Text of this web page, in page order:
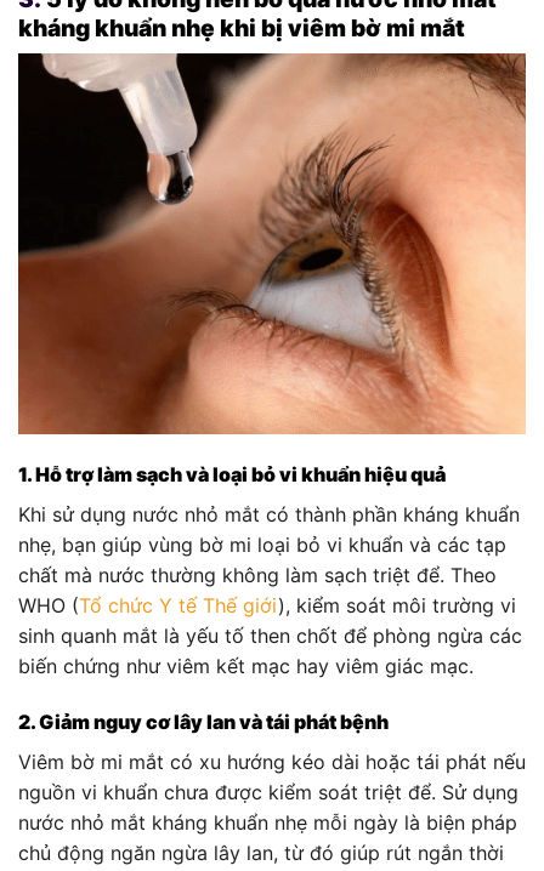
kháng khuẩn nhẹ khi bị viêm bờ mi mắt
1. Hỗ trợ làm sạch và loại bỏ vi khuẩn hiệu quả
Khi sử dụng nước nhỏ mắt có thành phần kháng khuẩn
nhẹ, bạn giúp vùng bờ mi loại bỏ vi khuẩn và các tạp
chất mà nước thường không làm sạch triệt để. Theo
WHO (Tổ chức Y tế Thế giới), kiểm soát môi trường vi
sinh quanh mắt là yếu tố then chốt để phòng ngừa các
biến chứng như viêm kết mạc hay viêm giác mạc.
2. Giảm nguy cơ lây lan và tái phát bệnh
Viêm bờ mi mắt có xu hướng kéo dài hoặc tái phát nếu
nguồn vi khuẩn chưa được kiểm soát triệt để. Sử dụng
nước nhỏ mắt kháng khuẩn nhẹ mỗi ngày là biện pháp
chủ động ngăn ngừa lây lan, từ đó giúp rút ngắn thời